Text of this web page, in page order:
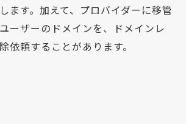
ます。加えて、プロバイダーに移管
ーザーのドメインを、ドメインレ
依頼することがあります。